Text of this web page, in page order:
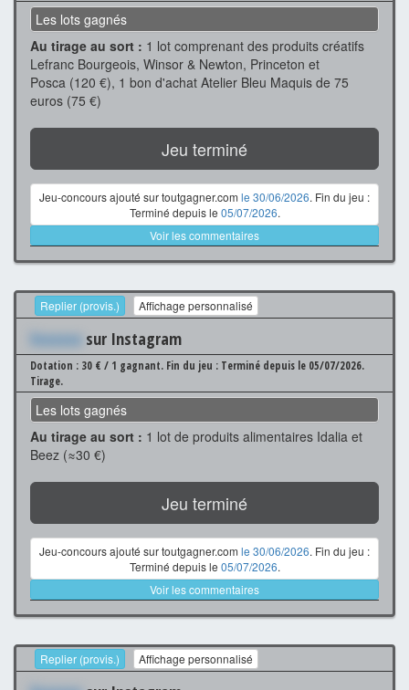
Les lots gagnés
Au tirage au sort : 1 lot comprenant des produits créatifs
Lefranc Bourgeois, Winsor & Newton, Princeton et
Posca (120 €), 1 bon d'achat Atelier Bleu Maquis de 75
euros (75 €)
Jeu terminé
Jeu-concours ajouté sur toutgagner.com le 30/06/2026. Fin du jeu :
Terminé depuis le 05/07/2026.
Voir les commentaires
Replier (provis.) Affichage personnalisé
Xxxxxxx sur Instagram
Dotation : 30 € / 1 gagnant. Fin du jeu : Terminé depuis le 05/07/2026.
Tirage.
Les lots gagnés
Au tirage au sort : 1 lot de produits alimentaires Idalia et
Beez (≈30 €)
Jeu terminé
Jeu-concours ajouté sur toutgagner.com le 30/06/2026. Fin du jeu :
Terminé depuis le 05/07/2026.
Voir les commentaires
Replier (provis.) Affichage personnalisé